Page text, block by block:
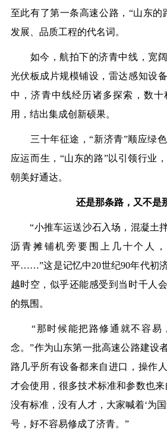
至此有了第一条高速公路，“山东的
发展、品质工程的代名词。
如今，航拍下的济青中线，宽阔
光伏板成片规模铺设，雷达感知设
中，济青中线经历诸多探索，数
用，结出集成创新硕果。
三十年征途，“新济青”顺应绿色
应运而生，“山东的路”以引领行业
朝美好通达。
还是那条路，又不是
“小推车运送沙石入场，混凝土拌
沥青摊铺机旁要围上几十个人
平……”这是记忆中20世纪90年代初
越时空，似乎还能感受到当时千人
的氛围。
“那时候能把路修通就不容易
念。”作为山东第一批高速公路建设
路几乎所有设备都来自进口，操作
才会使用，很多技术标准和参数也来
没有标准，没有人才，大家喊着‘为
号，好不容易修成了济青。”